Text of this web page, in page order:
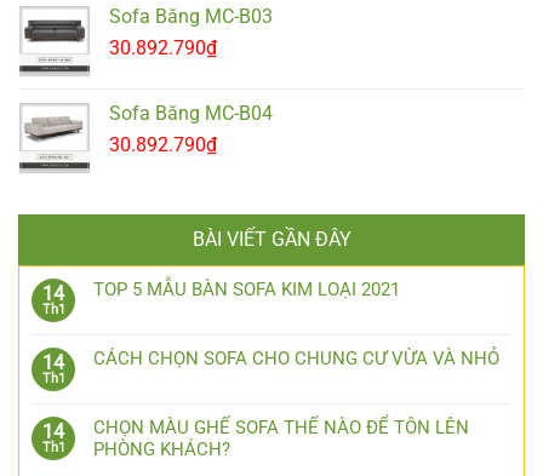
Sofa Băng MC-B03
30.892.790₫
Sofa Băng MC-B04
30.892.790₫
BÀI VIẾT GẦN ĐÂY
14
Th1
TOP 5 MẪU BÀN SOFA KIM LOẠI 2021
14
Th1
CÁCH CHỌN SOFA CHO CHUNG CƯ VỪA VÀ NHỎ
14
Th1
CHỌN MÀU GHẾ SOFA THẾ NÀO ĐỂ TÔN LÊN
PHÒNG KHÁCH?